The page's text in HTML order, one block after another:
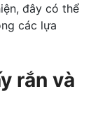
đây có thể
các lựa
rắn và